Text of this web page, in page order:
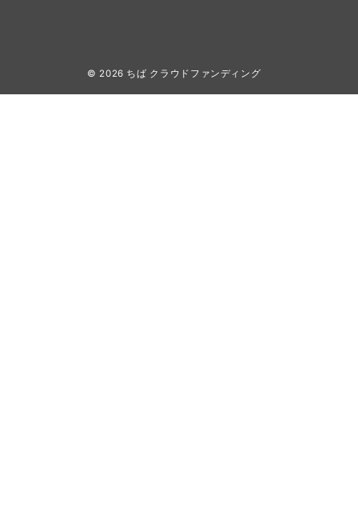
© 2026 ちば クラウドファンディング